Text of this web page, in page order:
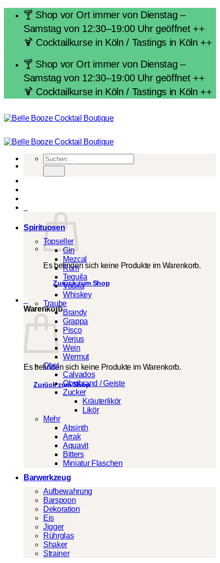
springen
🍸 Shop vor Ort immer von Dienstag –
Samstag von 12:30–19:00 Uhr geöffnet ++
🍹 Cocktailkurse in Köln / Tastings in Köln ++
🍸 Shop vor Ort immer von Dienstag –
Samstag von 12:30–19:00 Uhr geöffnet ++
🍹 Cocktailkurse in Köln / Tastings in Köln ++
Suchen
nach:
Es befinden sich keine Produkte im Warenkorb.
Zurück zum Shop
Warenkorb
Es befinden sich keine Produkte im Warenkorb.
Zurück zum Shop
Spirituosen
Topseller
Gin
Mezcal
Rum
Tequila
Vodka
Whiskey
Traube
Brandy
Grappa
Pisco
Verjus
Wein
Wermut
Obst
Calvados
Obstbrand / Geiste
Zucker
Kräuterlikör
Likör
Mehr
Absinth
Arrak
Aquavit
Bitters
Miniatur Flaschen
Barwerkzeug
Aufbewahrung
Barspoon
Dekoration
Eis
Jigger
Rührglas
Shaker
Strainer